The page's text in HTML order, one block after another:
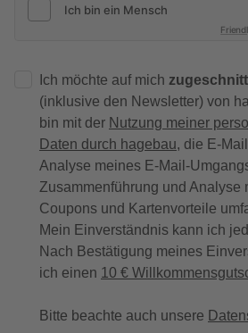
Ich möchte auf mich
(inklusive den Newsletter) von
bin mit der Nutzung meiner
Daten durch hagebau, die E-
Analyse meines E-Mail-
Zusammenführung und Analyse
Coupons und Kartenvorteile
Mein Einverständnis kann ich
Nach Bestätigung meines
ich einen 10 €
Bitte beachte auch unsere